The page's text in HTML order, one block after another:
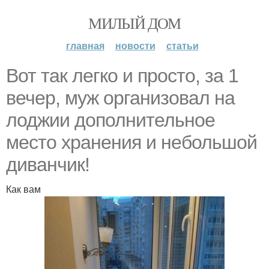
МИЛЫЙ ДОМ
главная новости статьи
Вот так легко и просто, за 1
вечер, муж организовал на
лоджии дополнительное
место хранения и небольшой
диванчик!
Как вам